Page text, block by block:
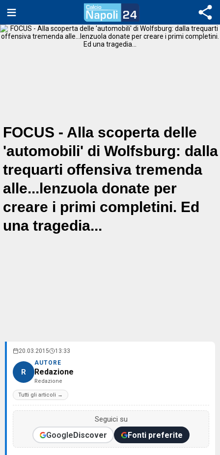
FOCUS - Alla scoperta delle
'automobili' di Wolfsburg: dalla
trequarti offensiva tremenda
alle...lenzuola donate per
creare i primi completini. Ed
una tragedia...
20.03.2015 13:33
R
AUTORE
Redazione
Redazione
Tutti gli articoli →
Seguici su
GoogleDiscover Fonti preferite